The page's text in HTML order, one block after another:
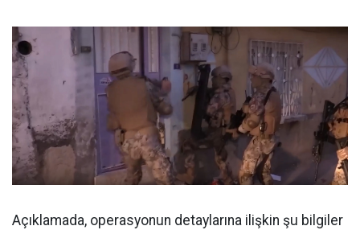
Açıklamada, operasyonun detaylarına ilişkin şu bilgiler